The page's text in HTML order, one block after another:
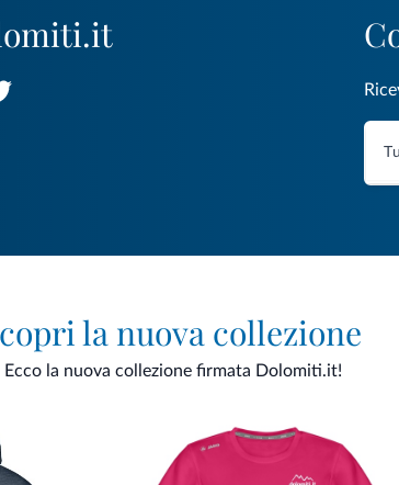
la nuova collezione
la nuova collezione firmata Dolomiti.it!